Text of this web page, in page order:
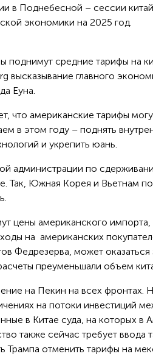
в Поднебесной – сессии
экономики на 2025 год.
поднимут средние тарифы на
высказывание главного
Еуна.
что американские тарифы
в этом году – поднять
и укрепить юань.
администрации по
Так, Южная Корея и Вьетнам
цены американского
на американских
Федрезерва, может оказаться
преуменьшали объем
на Пекин на всех
на потоки инвестиций
в Китае суда, на которых в
также сейчас требует ввода
Трампа отменить тарифы на